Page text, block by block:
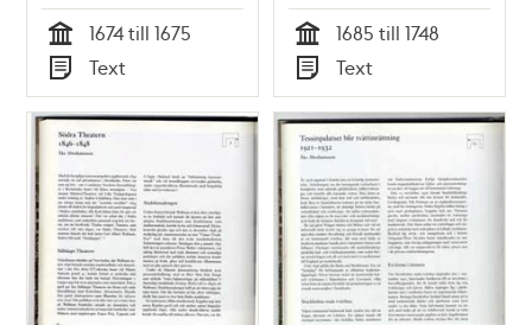
Tid
1674 till 1675
Typ
Text Tid
1685 till 1748
Typ
Text